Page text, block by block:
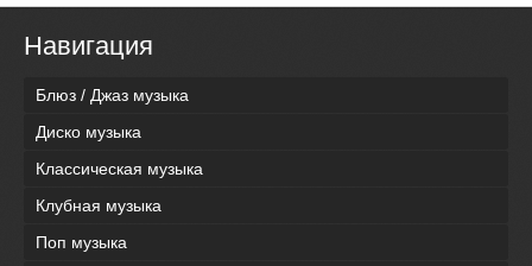
Навигация
Блюз / Джаз музыка
Диско музыка
Классическая музыка
Клубная музыка
Поп музыка